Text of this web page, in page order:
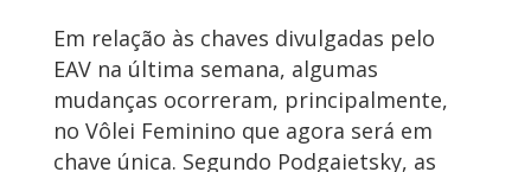
Em relação às chaves divulgadas pelo
EAV na última semana, algumas
mudanças ocorreram, principalmente,
no Vôlei Feminino que agora será em
chave única. Segundo Podgaietsky, as